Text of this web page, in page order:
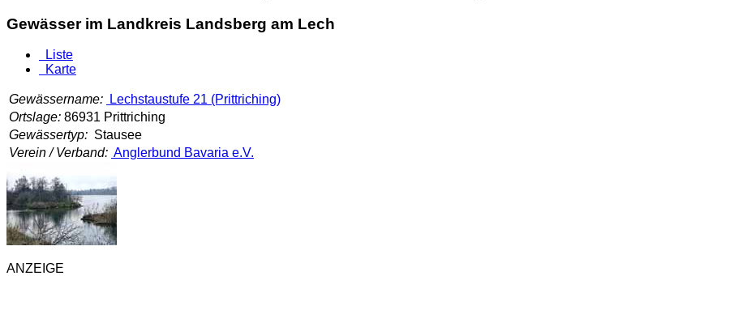
Gewässer im Landkreis Landsberg am Lech
Liste
Karte
Gewässername:
Lechstaustufe 21 (Prittriching)
Ortslage: 86931 Prittriching
Gewässertyp: Stausee
Verein / Verband: Anglerbund Bavaria e.V.
ANZEIGE